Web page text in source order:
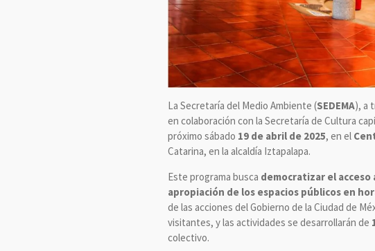
La Secretaría del Medio Ambiente (SEDEMA), a
en colaboración con la Secretaría de Cultura
próximo sábado 19 de abril de 2025, en el
Catarina, en la alcaldía Iztapalapa.
Este programa busca democratizar el
apropiación de los espacios públicos en
de las acciones del Gobierno de la Ciudad de
visitantes, y las actividades se desarrollarán de
colectivo.